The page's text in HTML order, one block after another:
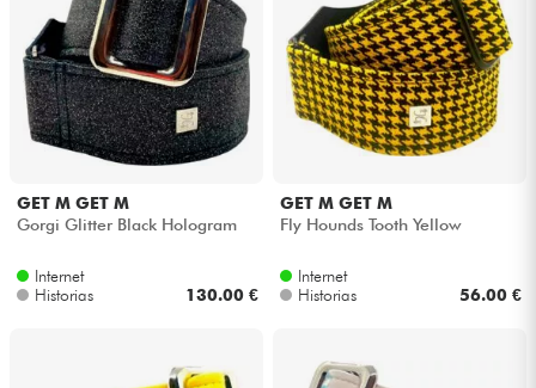
Vientos
Violines y cuarteto
Niños
Cables & Acces.
GET M GET M
Gorgi Glitter Black Hologram
Internet
Historias
130.00 €
GET M GET M
Fly Hounds Tooth Yellow
Internet
Historias
56.00 €